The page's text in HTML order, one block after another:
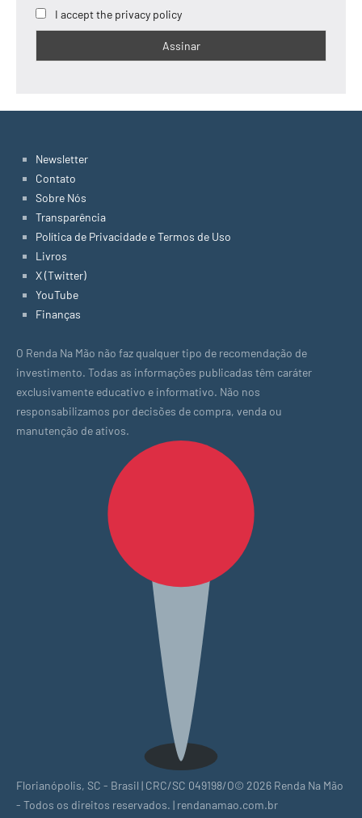
I accept the privacy policy
Newsletter
Contato
Sobre Nós
Transparência
Política de Privacidade e Termos de Uso
Livros
X (Twitter)
YouTube
Finanças
O Renda Na Mão não faz qualquer tipo de recomendação de
investimento. Todas as informações publicadas têm caráter
exclusivamente educativo e informativo. Não nos
responsabilizamos por decisões de compra, venda ou
manutenção de ativos.
Florianópolis, SC - Brasil | CRC/SC 049198/O© 2026 Renda Na Mão
- Todos os direitos reservados. | rendanamao.com.br